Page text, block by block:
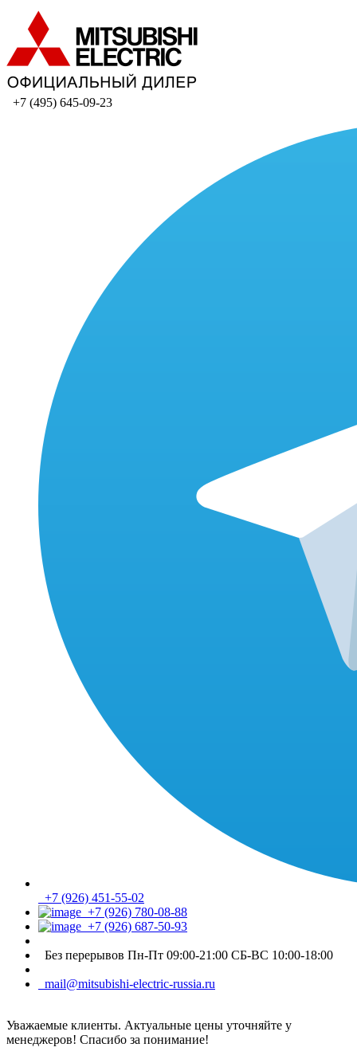
+7 (495) 645-09-23
+7 (926) 451-55-02
+7 (926) 780-08-88
+7 (926) 687-50-93
Без перерывов Пн-Пт 09:00-21:00 СБ-ВС 10:00-18:00
mail@mitsubishi-electric-russia.ru
Уважаемые клиенты. Актуальные цены уточняйте у
менеджеров! Спасибо за понимание!